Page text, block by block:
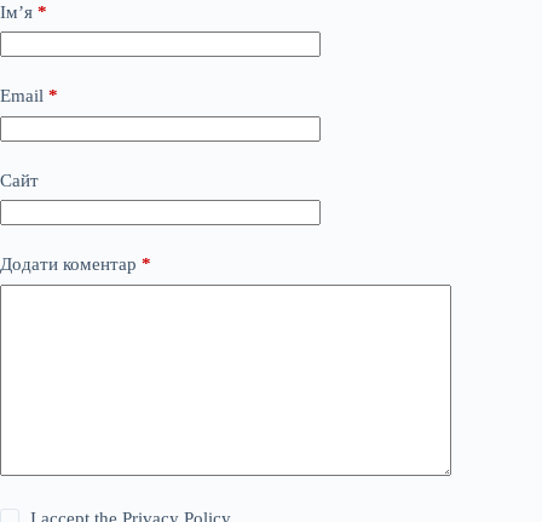
Ім’я *
Email *
Сайт
Додати коментар *
I accept thePrivacy Policy